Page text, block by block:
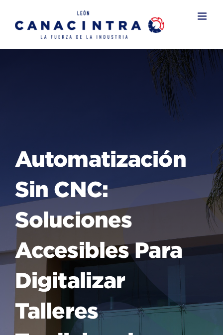
Automatización
Sin CNC:
Soluciones
Accesibles Para
Digitalizar
Talleres